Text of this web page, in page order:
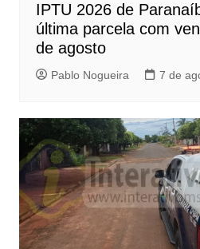
IPTU 2026 de
última parcela com
de agosto
Pablo Nogueira 7 de